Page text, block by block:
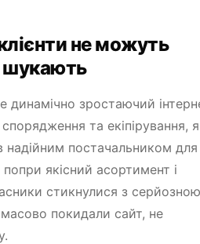
не можуть
шукають
динамічно зростаючий
та екіпірування,
надійним постачальником для
якісний асортимент і
стикнулися з серйозною
покидали сайт, не